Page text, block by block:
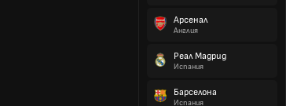
Арсенал
Англия
Реал Мадрид
Испания
Барселона
Испания